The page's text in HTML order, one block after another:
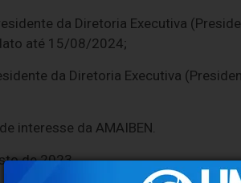
da Diretoria Executiva
até 15/08/2024;
da Diretoria Executiva
interesse da AMAIBEN.
de 2023.